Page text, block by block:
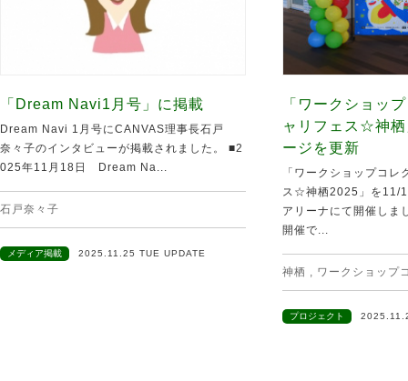
「Dream Navi1月号」に掲載
Dream Navi 1月号にCANVAS理事長石戸
奈々子のインタビューが掲載されました。 ■2
025年11月18日 Dream Na...
石戸奈々子
メディア掲載 2025.11.25 TUE UPDATE
「ワークショッ
ャリフェス☆神
ージを更新
「ワークショップコ
ス☆神栖2025」を11/
アリーナにて開催しま
開催で...
神栖 , ワークショップ
プロジェクト